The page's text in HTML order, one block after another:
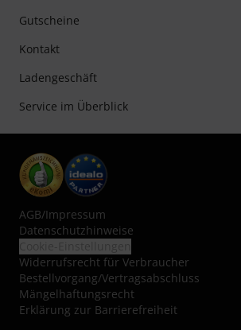
Gutscheine
Kontakt
Ladengeschäft
Service im Überblick
AGB/Impressum
Datenschutzhinweise
Widerrufsrecht für Verbraucher
Bestellvorgang/Vertragsabschluss
Mängelhaftungsrecht
Erklärung zur Barrierefreiheit